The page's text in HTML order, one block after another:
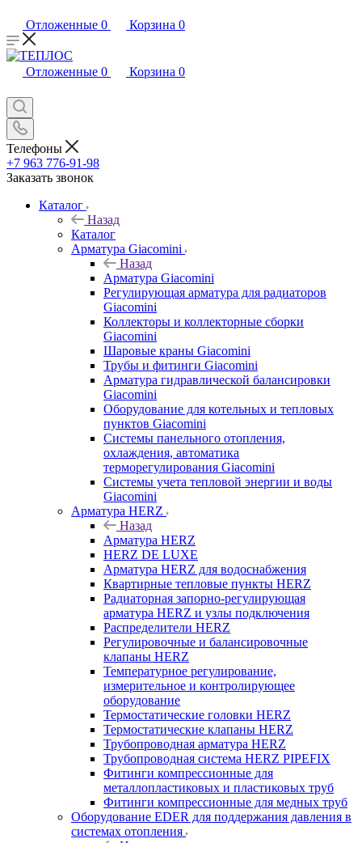
Отложенные 0 Корзина 0
Отложенные 0 Корзина 0
Телефоны
+7 963 776-91-98
Заказать звонок
Каталог
Назад
Каталог
Арматура Giacomini
Назад
Арматура Giacomini
Регулирующая арматура для радиаторов
Giacomini
Коллекторы и коллекторные сборки
Giacomini
Шаровые краны Giacomini
Трубы и фитинги Giacomini
Арматура гидравлической балансировки
Giacomini
Оборудование для котельных и тепловых
пунктов Giacomini
Системы панельного отопления,
охлаждения, автоматика
терморегулирования Giacomini
Системы учета тепловой энергии и воды
Giacomini
Арматура HERZ
Назад
Арматура HERZ
HERZ DE LUXE
Арматура HERZ для водоснабжения
Квартирные тепловые пункты HERZ
Радиаторная запорно-регулирующая
арматура HERZ и узлы подключения
Распределители HERZ
Регулировочные и балансировочные
клапаны HERZ
Температурное регулирование,
измерительное и контролирующее
оборудование
Термостатические головки HERZ
Термостатические клапаны HERZ
Трубопроводная арматура HERZ
Трубопроводная система HERZ PIPEFIX
Фитинги компрессионные для
металлопластиковых и пластиковых труб
Фитинги компрессионные для медных труб
Оборудование EDER для поддержания давления в
системах отопления